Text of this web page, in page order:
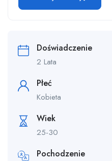
Doświadczenie
2 Lata
Płeć
Kobieta
Wiek
25-30
Pochodzenie